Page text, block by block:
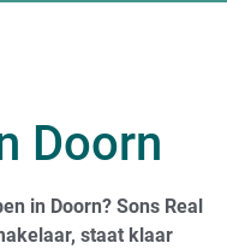
Doorn
in Doorn? Sons Real
staat klaar